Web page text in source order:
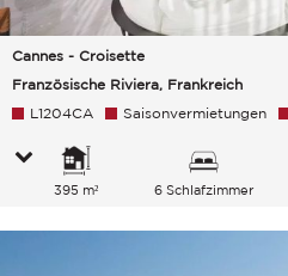
Cannes - Croisette
Französische Riviera, Frankreich
L1204CA Saisonvermietungen
395 m² 6 Schlafzimmer